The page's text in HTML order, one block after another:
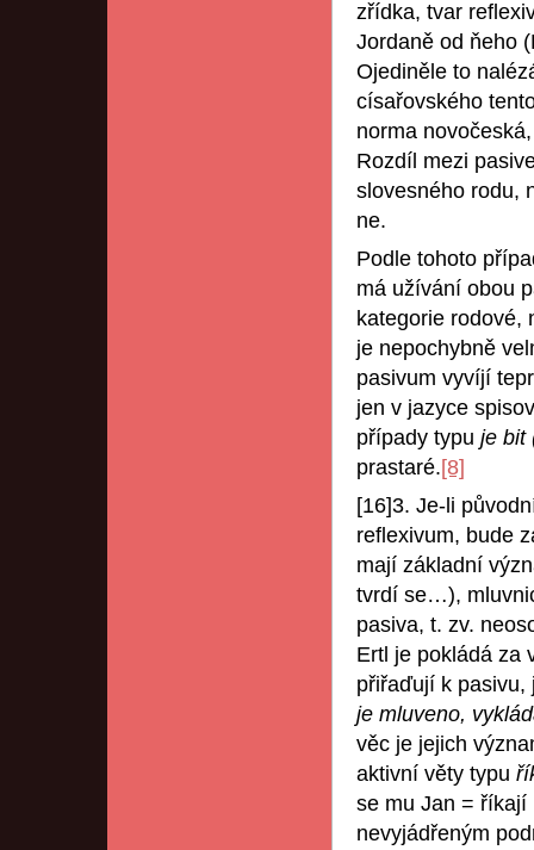
zřídka, tvar
Jordaně od ňeho
Ojediněle to
císařovského
norma
Rozdíl mezi
slovesného rodu,
ne.
Podle tohoto
má užívání obou
kategorie rodové,
je nepochybně
pasivum vyvíjí
jen v jazyce
případy typu je bit
prastaré.[8]
[16]3. Je-li
reflexivum, bude
mají základní
tvrdí se…),
pasiva, t. zv.
Ertl je pokládá za
přiřaďují k pasivu,
je mluveno,
věc je jejich
aktivní věty typu
se mu Jan = říkají
nevyjádřeným